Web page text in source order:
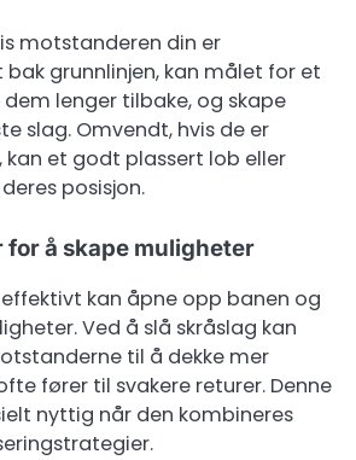
motstanderen din er
grunnlinjen, kan målet for et
lenger tilbake, og skape
slag. Omvendt, hvis de er
et godt plassert lob eller
posisjon.
å skape muligheter
kan åpne opp banen og
Ved å slå skråslag kan
til å dekke mer
fører til svakere returer. Denne
nyttig når den kombineres